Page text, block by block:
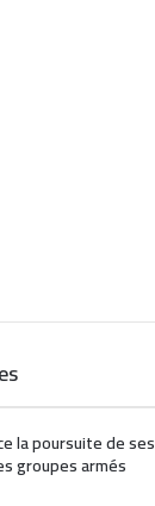
la poursuite de ses
groupes armés